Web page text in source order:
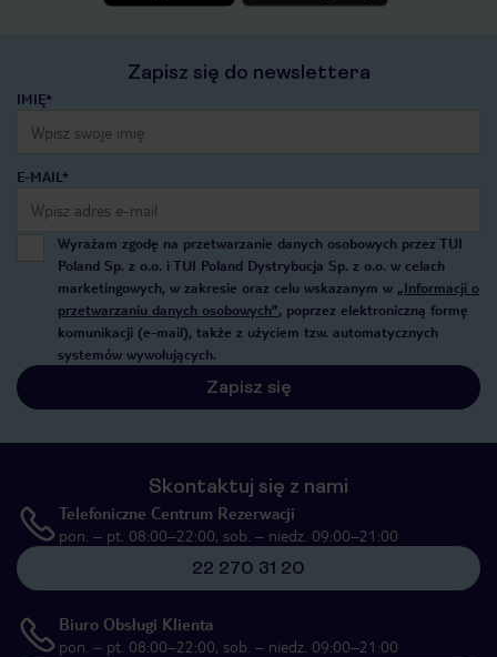
Zapisz się do newslettera
IMIĘ*
E-MAIL*
Wyrażam zgodę na przetwarzanie danych osobowych przez TUI
Poland Sp. z o.o. i TUI Poland Dystrybucja Sp. z o.o. w celach
marketingowych, w zakresie oraz celu wskazanym w „Informacji o
przetwarzaniu danych osobowych”, poprzez elektroniczną formę
komunikacji (e-mail), także z użyciem tzw. automatycznych
systemów wywołujących.
Zapisz się
Skontaktuj się z nami
Telefoniczne Centrum Rezerwacji
pon. – pt. 08:00–22:00, sob. – niedz. 09:00–21:00
22 270 31 20
Biuro Obsługi Klienta
pon. – pt. 08:00–22:00, sob. – niedz. 09:00–21:00